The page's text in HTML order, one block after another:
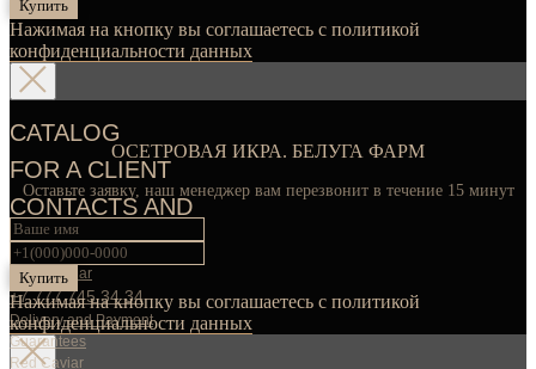
CATALOG
FOR A CLIENT
CONTACTS AND
SOCIALS
Black Caviar
+7 777 745 34 34
Delivery and Payment
Guarantees
Red Caviar
Купить
Нажимая на кнопку вы соглашаетесь с политикой
конфиденциальности данных
ОСЕТРОВАЯ ИКРА. БЕЛУГА ФАРМ
Оставьте заявку, наш менеджер вам перезвонит в течение 15 минут
Купить
Нажимая на кнопку вы соглашаетесь с политикой
конфиденциальности данных